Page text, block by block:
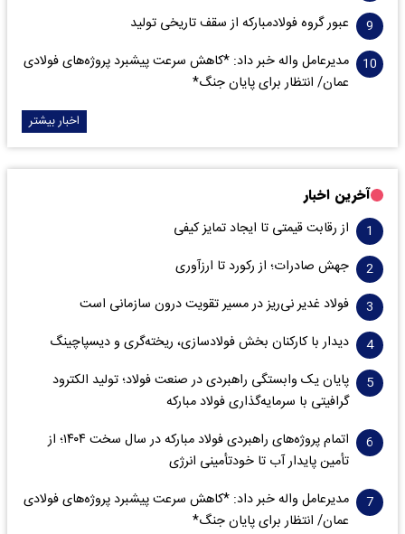
عبور گروه فولادمبارکه از سقف تاریخی تولید
مدیرعامل واله خبر داد: *کاهش سرعت پیشبرد پروژه‌های فولادی
عمان/ انتظار برای پایان جنگ*
اخبار بیشتر
آخرین اخبار
از رقابت قیمتی تا ایجاد تمایز کیفی
جهش صادرات؛ از رکورد تا ارزآوری
فولاد غدیر نی‌ریز در مسیر تقویت درون سازمانی است
دیدار با کارکنان بخش فولادسازی، ریخته‌گری و دیسپاچینگ
پایان یک وابستگی راهبردی در صنعت فولاد؛ تولید الکترود
گرافیتی با سرمایه‌گذاری فولاد مبارکه
اتمام پروژه‌های راهبردی فولاد مبارکه در سال سخت ۱۴۰۴؛ از
تأمین پایدار آب تا خودتأمینی انرژی
مدیرعامل واله خبر داد: *کاهش سرعت پیشبرد پروژه‌های فولادی
عمان/ انتظار برای پایان جنگ*